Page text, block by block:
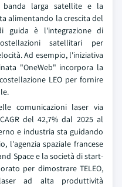
banda larga satellite e la
alimentando la crescita del
guida è l'integrazione di
satellitari per
Ad esempio, l'iniziativa
"OneWeb" incorpora la
LEO per fornire
comunicazioni laser via
del 42,7% dal 2025 al
e industria sta guidando
l'agenzia spaziale francese
Space e la società di start-
per dimostrare TELEO,
ad alta produttività